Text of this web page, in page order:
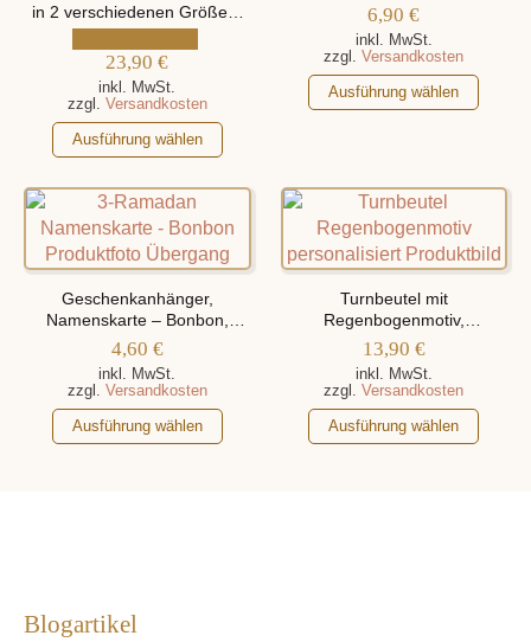
auf
der
Produktseite
gewählt
werden
können
der
Produktseite
gewählt
in 2 verschiedenen Größen,
personalisiert mit Namen
23,90€
inkl. MwSt.
zzgl. Versandkosten
Ausführung wählen
Dieses
Produkt
weist
mehrere
Varianten
auf.
Die
Optionen
der
Produktseite
gewählt
Namen und
Einschulungsdatum
6,90€
inkl. MwSt.
zzgl.Versandkosten
Ausführung wählen
Dieses
Produkt
Varianten
auf.
Optionen
können
auf
Produktseite
gewählt
werden
Geschenkanhänger,
Namenskarte – Bonbon,
Personalisiert Mit Namen
4,60 €
inkl. MwSt.
zzgl. Versandkosten
Ausführung wählen
Dieses
Produkt
können
Turnbeutel mit
Regenbogenmotiv,
personalisiert mit Namen
13,90 €
inkl. MwSt.
zzgl.Versandkosten
Ausführung wählen
Dieses
Produkt
Blogartikel